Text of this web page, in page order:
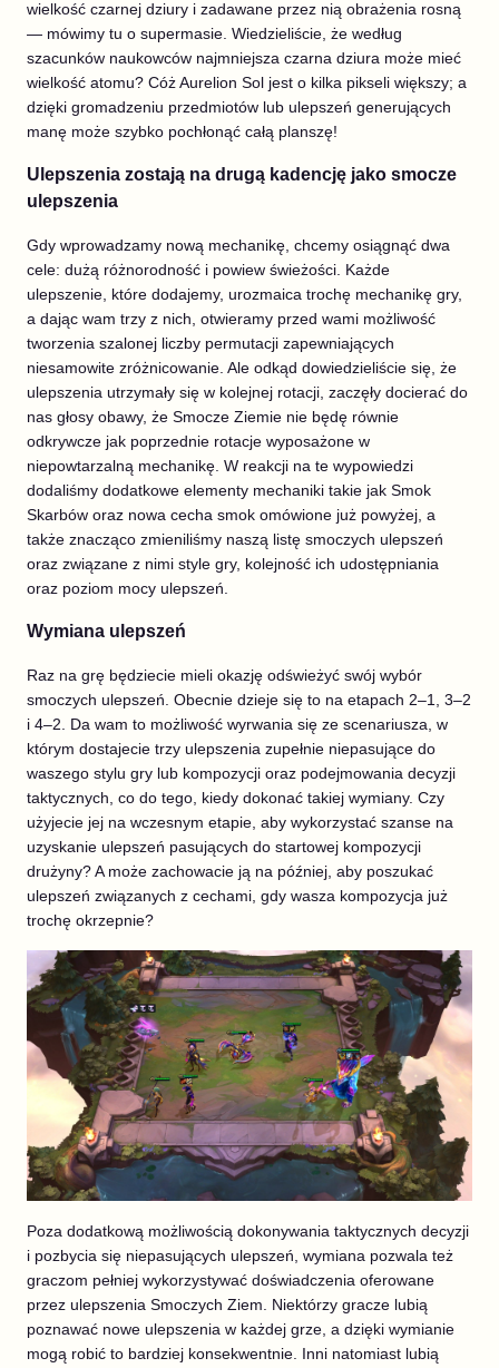
wielkość czarnej dziury i zadawane przez nią obrażenia rosną
— mówimy tu o supermasie. Wiedzieliście, że według
szacunków naukowców najmniejsza czarna dziura może mieć
wielkość atomu? Cóż Aurelion Sol jest o kilka pikseli większy; a
dzięki gromadzeniu przedmiotów lub ulepszeń generujących
manę może szybko pochłonąć całą planszę!
Ulepszenia zostają na drugą kadencję jako smocze
ulepszenia
Gdy wprowadzamy nową mechanikę, chcemy osiągnąć dwa
cele: dużą różnorodność i powiew świeżości. Każde
ulepszenie, które dodajemy, urozmaica trochę mechanikę gry,
a dając wam trzy z nich, otwieramy przed wami możliwość
tworzenia szalonej liczby permutacji zapewniających
niesamowite zróżnicowanie. Ale odkąd dowiedzieliście się, że
ulepszenia utrzymały się w kolejnej rotacji, zaczęły docierać do
nas głosy obawy, że Smocze Ziemie nie będę równie
odkrywcze jak poprzednie rotacje wyposażone w
niepowtarzalną mechanikę. W reakcji na te wypowiedzi
dodaliśmy dodatkowe elementy mechaniki takie jak Smok
Skarbów oraz nowa cecha smok omówione już powyżej, a
także znacząco zmieniliśmy naszą listę smoczych ulepszeń
oraz związane z nimi style gry, kolejność ich udostępniania
oraz poziom mocy ulepszeń.
Wymiana ulepszeń
Raz na grę będziecie mieli okazję odświeżyć swój wybór
smoczych ulepszeń. Obecnie dzieje się to na etapach 2–1, 3–2
i 4–2. Da wam to możliwość wyrwania się ze scenariusza, w
którym dostajecie trzy ulepszenia zupełnie niepasujące do
waszego stylu gry lub kompozycji oraz podejmowania decyzji
taktycznych, co do tego, kiedy dokonać takiej wymiany. Czy
użyjecie jej na wczesnym etapie, aby wykorzystać szanse na
uzyskanie ulepszeń pasujących do startowej kompozycji
drużyny? A może zachowacie ją na później, aby poszukać
ulepszeń związanych z cechami, gdy wasza kompozycja już
trochę okrzepnie?
Poza dodatkową możliwością dokonywania taktycznych decyzji
i pozbycia się niepasujących ulepszeń, wymiana pozwala też
graczom pełniej wykorzystywać doświadczenia oferowane
przez ulepszenia Smoczych Ziem. Niektórzy gracze lubią
poznawać nowe ulepszenia w każdej grze, a dzięki wymianie
mogą robić to bardziej konsekwentnie. Inni natomiast lubią